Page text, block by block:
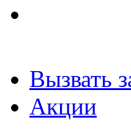
Вызвать
Акции